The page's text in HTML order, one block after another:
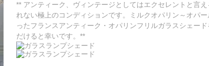
** アンティーク、ヴィンテージとしてはエクセレントと言
れない極上のコンディションです。ミルクオパリン～オパ
ったフランスアンティーク・オパリンフリルガラスシェー
だけると幸いです。**